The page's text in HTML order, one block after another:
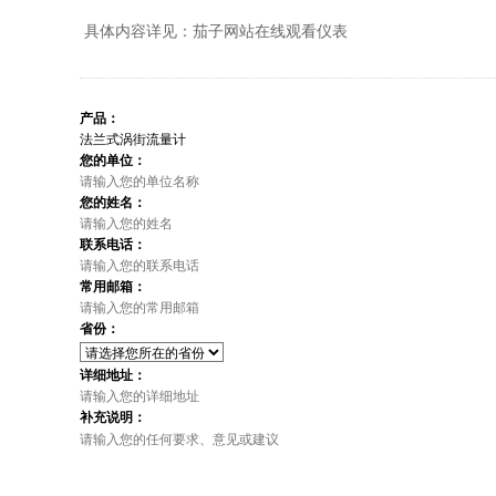
具体内容详见：茄子网站在线观看仪表
产品：
您的单位：
您的姓名：
联系电话：
常用邮箱：
省份：
详细地址：
补充说明：